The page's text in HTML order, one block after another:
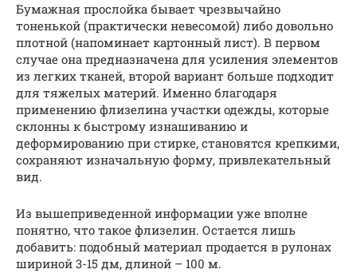
Бумажная прослойка бывает чрезвычайно
тоненькой (практически невесомой) либо довольно
плотной (напоминает картонный лист). В первом
случае она предназначена для усиления элементов
из легких тканей, второй вариант больше подходит
для тяжелых материй. Именно благодаря
применению флизелина участки одежды, которые
склонны к быстрому изнашиванию и
деформированию при стирке, становятся крепкими,
сохраняют изначальную форму, привлекательный
вид.
Из вышеприведенной информации уже вполне
понятно, что такое флизелин. Остается лишь
добавить: подобный материал продается в рулонах
шириной 3-15 дм, длиной – 100 м.